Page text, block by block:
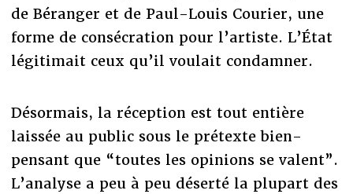
de Béranger et de Paul-Louis Courier, une
forme de consécration pour l’artiste. L’État
légitimait ceux qu’il voulait condamner.
Désormais, la réception est tout entière
laissée au public sous le prétexte bien-
pensant que “toutes les opinions se valent”.
L’analyse a peu à peu déserté la plupart des